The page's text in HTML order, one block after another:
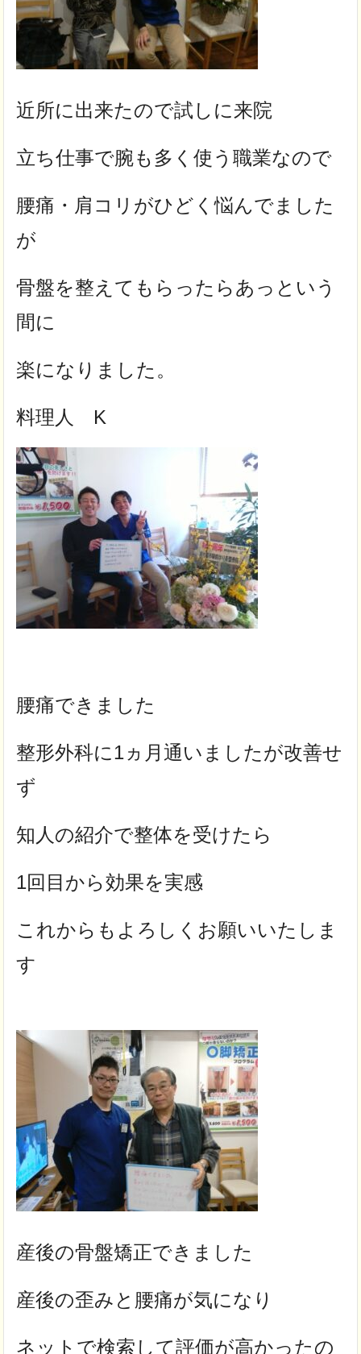
近所に出来たので試しに来院
立ち仕事で腕も多く使う職業なので
腰痛・肩コリがひどく悩んでました
が
骨盤を整えてもらったらあっという
間に
楽になりました。
料理人 K
腰痛できました
整形外科に1ヵ月通いましたが改善せ
ず
知人の紹介で整体を受けたら
1回目から効果を実感
これからもよろしくお願いいたしま
す
産後の骨盤矯正できました
産後の歪みと腰痛が気になり
ネットで検索して評価が高かったの